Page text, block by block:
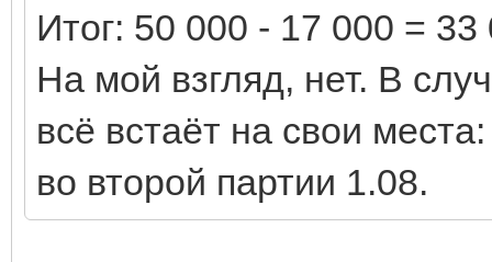
Итог: 50 000 - 17 000 =
На мой взгляд, нет. В
всё встаёт на свои
во второй партии 1.08.